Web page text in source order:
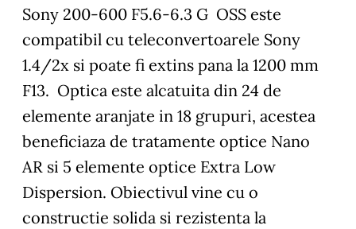
Sony 200-600 F5.6-6.3 G OSS este
compatibil cu teleconvertoarele Sony
1.4/2x si poate fi extins pana la 1200 mm
F13. Optica este alcatuita din 24 de
elemente aranjate in 18 grupuri, acestea
beneficiaza de tratamente optice Nano
AR si 5 elemente optice Extra Low
Dispersion. Obiectivul vine cu o
constructie solida si rezistenta la